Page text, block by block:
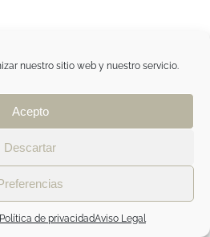
nuestro sitio web y nuestro servicio.
Acepto
Descartar
de privacidadAviso Legal